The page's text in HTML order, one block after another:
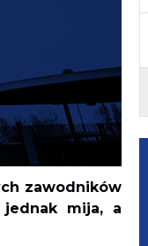
zawodników
mija, a